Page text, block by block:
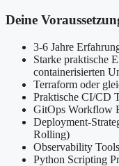
Deine
3-6 Jahre
Starke praktische
containerisierten
Terraform oder
Praktische CI/CD
GitOps Workflow
Deployment-
Rolling)
Observability
Python Scripting